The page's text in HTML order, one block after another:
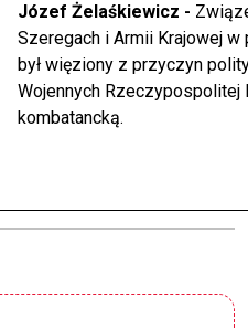
Józef Żelaśkiewicz -
Szeregach i Armii Krajowej
był więziony z przyczyn
Wojennych
kombatancką.